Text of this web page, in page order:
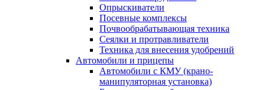
Опрыскиватели
Посевные комплексы
Почвообрабатывающая техника
Сеялки и протравливатели
Техника для внесения удобрений
Автомобили и прицепы
Автомобили с КМУ (крано-
манипуляторная установка)